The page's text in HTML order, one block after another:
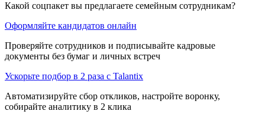
Какой соцпакет вы предлагаете семейным сотрудникам?
Оформляйте кандидатов онлайн
Проверяйте сотрудников и подписывайте кадровые
документы без бумаг и личных встреч
Ускорьте подбор в 2 раза с Talantix
Автоматизируйте сбор откликов, настройте воронку,
собирайте аналитику в 2 клика